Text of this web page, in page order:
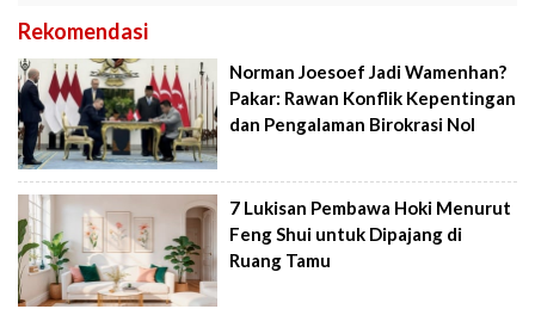
Rekomendasi
Norman Joesoef Jadi Wamenhan?
Pakar: Rawan Konflik Kepentingan
dan Pengalaman Birokrasi Nol
7 Lukisan Pembawa Hoki Menurut
Feng Shui untuk Dipajang di
Ruang Tamu